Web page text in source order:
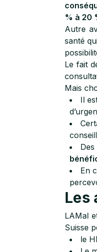
% à 20
Autre
santé
Le fait
Mais
Il
En
Les
LAMal
Suisse
le